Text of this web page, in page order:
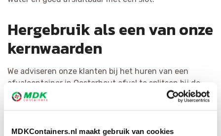
MDKContainers.nl maakt gebruik van cookies
Hergebruik als een van onze
kernwaarden
We adviseren onze klanten bij het huren van een
afvalcontainer in Oosterhout afval te splitsen bij de
bron. Dat is kostenefficiënt en levert de meest
scheiden vuilnis zo efficiënt mogelijk en hervormen het